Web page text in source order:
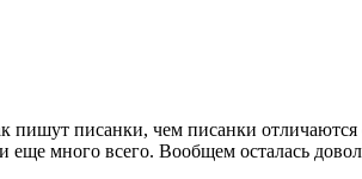
писанки, чем писанки отличаются
много всего. Вообщем осталась